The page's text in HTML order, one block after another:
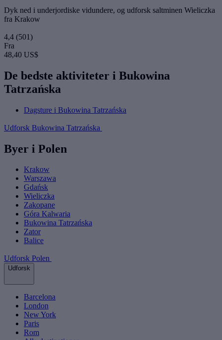
Dyk ned i underjordiske vidundere, og udforsk saltminen Wieliczka
fra Krakow
4,4 (501)
Fra
48,40 US$
De bedste aktiviteter i Bukowina
Tatrzańska
Dagsture i Bukowina Tatrzańska
Udforsk Bukowina Tatrzańska
Byer i Polen
Krakow
Warszawa
Gdańsk
Wieliczka
Zakopane
Góra Kalwaria
Bukowina Tatrzańska
Zator
Balice
Udforsk Polen
Udforsk
Barcelona
London
New York
Paris
Rom